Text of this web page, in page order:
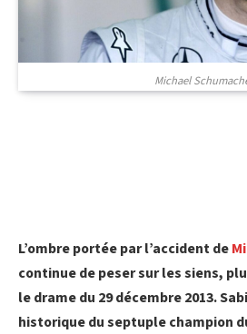
Michael
L’ombre portée par l’accident de
continue de peser sur les siens,
le drame du 29 décembre 2013.
historique du septuple champion